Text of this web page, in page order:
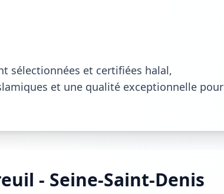
sélectionnées et certifiées halal,
et une qualité exceptionnelle pour
- Seine-Saint-Denis